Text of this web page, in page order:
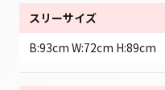
スリーサイズ
B:93cm W:72cm H:89cm